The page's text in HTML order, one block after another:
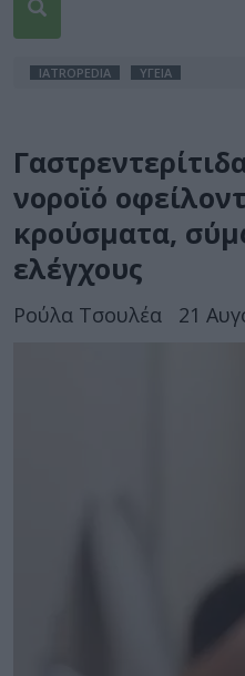
IATROPEDIA ΥΓΕΙΑ
νοροϊό
κρούσματα,
ελέγχους
Ρούλα Τσουλέα 21